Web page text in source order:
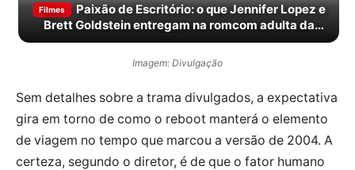
Filmes
Paixão de Escritório: o que Jennifer Lopez e
Brett Goldstein entregam na romcom adulta da
Netflix
Imagem: Divulgação
Sem detalhes sobre a trama divulgados, a expectativa
gira em torno de como o reboot manterá o elemento
de viagem no tempo que marcou a versão de 2004. A
certeza, segundo o diretor, é de que o fator humano